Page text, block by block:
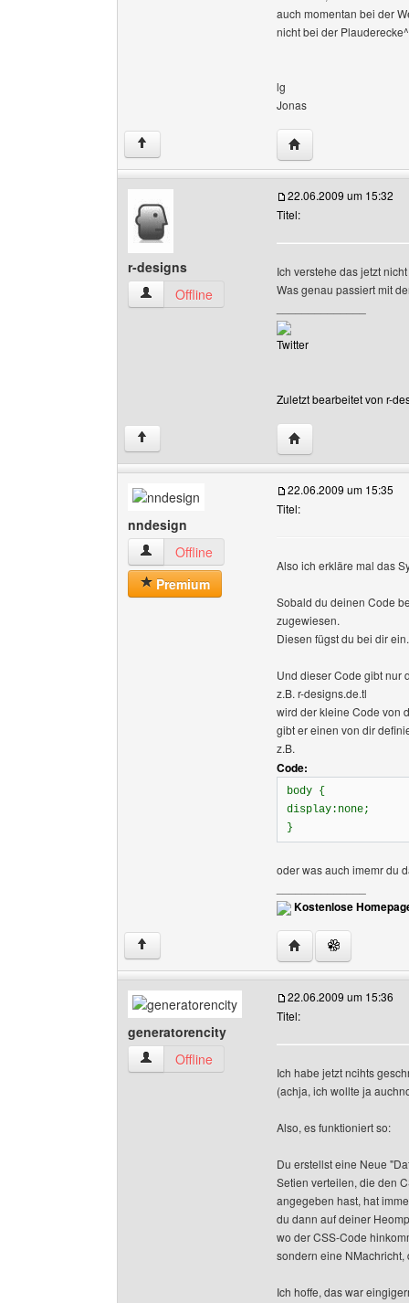
auch momentan bei der
nicht bei der
lg
Jonas
↑ Website dieses
r-designs
r-designs Benutzer-Profile anzeigen
Offline
22.06.2009 um 15:32
Titel:
Ich verstehe das jetzt
Was genau passiert mit
Twitter
Zuletzt bearbeitet von r-
↑ Website dieses
nndesign
nndesign Benutzer-Profile anzeigen
Offline
Premium
22.06.2009 um 15:35
Titel:
Also ich erkläre mal das
Sobald du deinen Code
zugewiesen.
Diesen fügst du bei dir ein.
Und dieser Code gibt nur
z.B. r-designs.de.tl
wird der kleine Code von
gibt er einen von dir
z.B.
Code:
body {
display:none;
}
oder was auch imemr du
Kostenlose
↑ Website dieses
generatorencity
generatorencity Benutzer-Profile anzeigen
Offline
22.06.2009 um 15:36
Titel:
Ich habe jetzt ncihts
(achja, ich wollte ja
Also, es funktioniert so:
Du erstellst eine Neue
Setien verteilen, die den
angegeben hast, hat
du dann auf deiner
wo der CSS-Code
sondern eine
Ich hoffe, das war